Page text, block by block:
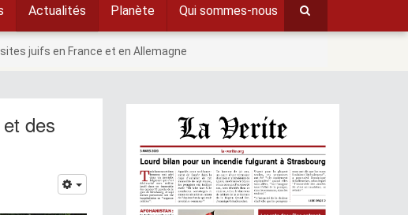
Actualités Planète Qui sommes-nous
juifs en France et en Allemagne
des